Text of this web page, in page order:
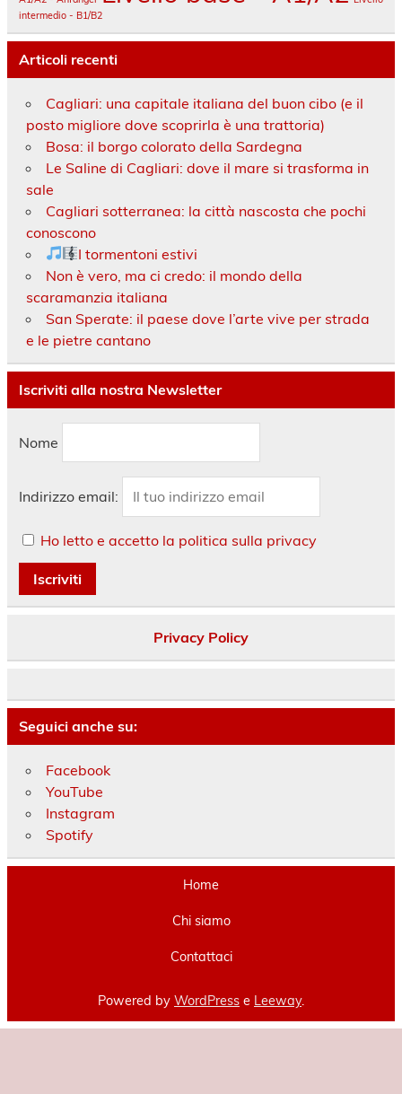
intermedio - B1/B2
Articoli recenti
Cagliari: una capitale italiana del buon cibo (e il
posto migliore dove scoprirla è una trattoria)
Bosa: il borgo colorato della Sardegna
Le Saline di Cagliari: dove il mare si trasforma in
sale
Cagliari sotterranea: la città nascosta che pochi
conoscono
I tormentoni estivi
Non è vero, ma ci credo: il mondo della
scaramanzia italiana
San Sperate: il paese dove l’arte vive per strada
e le pietre cantano
Iscriviti alla nostra Newsletter
Nome
Indirizzo email:
Ho letto e accetto la politica sulla privacy
Privacy Policy
Seguici anche su:
Facebook
YouTube
Instagram
Spotify
Home
Chi siamo
Contattaci
Powered by WordPress e Leeway.